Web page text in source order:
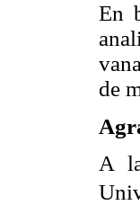
En
de
A